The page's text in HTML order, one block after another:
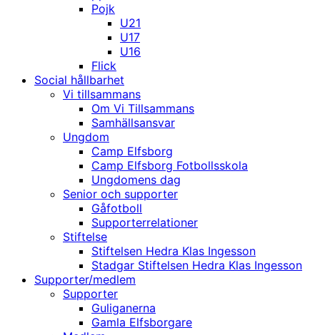
Pojk
U21
U17
U16
Flick
Social hållbarhet
Vi tillsammans
Om Vi Tillsammans
Samhällsansvar
Ungdom
Camp Elfsborg
Camp Elfsborg Fotbollsskola
Ungdomens dag
Senior och supporter
Gåfotboll
Supporterrelationer
Stiftelse
Stiftelsen Hedra Klas Ingesson
Stadgar Stiftelsen Hedra Klas Ingesson
Supporter/medlem
Supporter
Guliganerna
Gamla Elfsborgare